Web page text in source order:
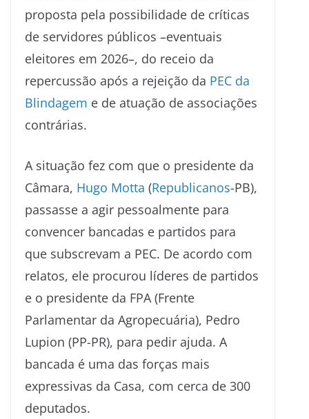
proposta pela possibilidade de críticas
de servidores públicos –eventuais
eleitores em 2026–, do receio da
repercussão após a rejeição da PEC da
Blindagem e de atuação de associações
contrárias.
A situação fez com que o presidente da
Câmara, Hugo Motta (Republicanos-PB),
passasse a agir pessoalmente para
convencer bancadas e partidos para
que subscrevam a PEC. De acordo com
relatos, ele procurou líderes de partidos
e o presidente da FPA (Frente
Parlamentar da Agropecuária), Pedro
Lupion (PP-PR), para pedir ajuda. A
bancada é uma das forças mais
expressivas da Casa, com cerca de 300
deputados.